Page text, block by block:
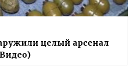
целый арсенал